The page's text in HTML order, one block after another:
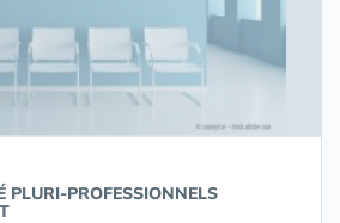
PLURI-PROFESSIONNELS